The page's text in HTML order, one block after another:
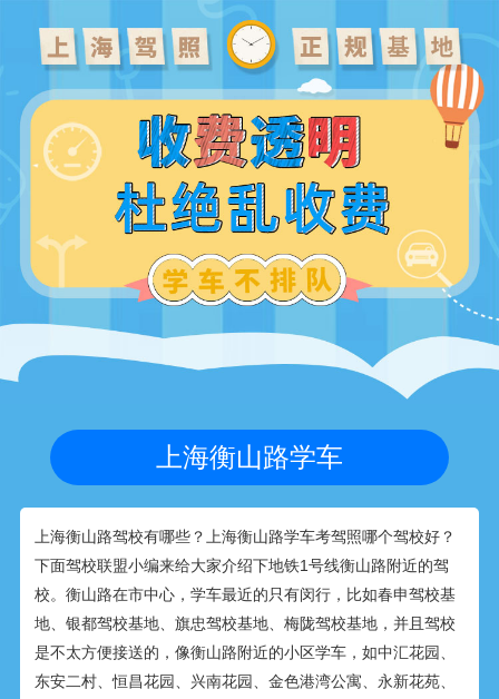
上海衡山路学车
上海衡山路驾校有哪些？上海衡山路学车考驾照哪个驾校好？
下面驾校联盟小编来给大家介绍下地铁1号线衡山路附近的驾
校。衡山路在市中心，学车最近的只有闵行，比如春申驾校基
地、银都驾校基地、旗忠驾校基地、梅陇驾校基地，并且驾校
是不太方便接送的，像衡山路附近的小区学车，如中汇花园、
东安二村、恒昌花园、兴南花园、金色港湾公寓、永新花苑、